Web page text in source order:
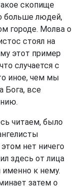
скопище
больше людей,
городе. Молва о
стоял на
этот пример
случается с
иное, чем мы
Бога, все
читаем, было
нет ничего
здесь от лица
к нему.
затем о